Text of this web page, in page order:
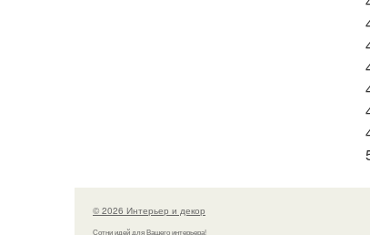
© 2026 Интерьер и декор
Сотни идей для Вашего интерьера!